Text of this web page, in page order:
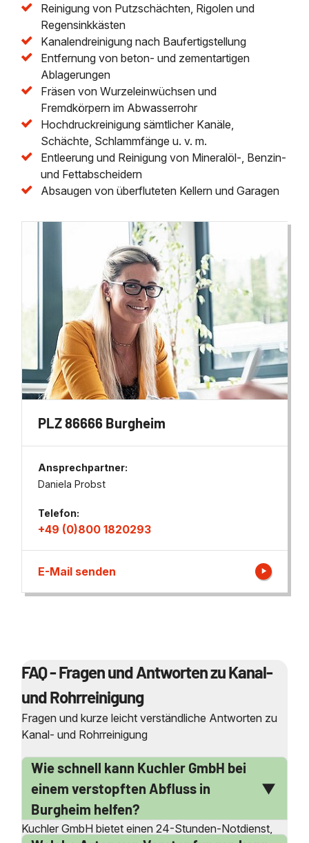
Reinigung von Putzschächten, Rigolen und
Regensinkkästen
Kanalendreinigung nach Baufertigstellung
Entfernung von beton- und zementartigen
Ablagerungen
Fräsen von Wurzeleinwüchsen und
Fremdkörpern im Abwasserrohr
Hochdruckreinigung sämtlicher Kanäle,
Schächte, Schlammfänge u. v. m.
Entleerung und Reinigung von Mineralöl-, Benzin-
und Fettabscheidern
Absaugen von überfluteten Kellern und Garagen
PLZ 86666 Burgheim
Ansprechpartner:
Daniela Probst
Telefon:
+49 (0)800 1820293
E-Mail senden
FAQ - Fragen und Antworten zu Kanal-
und Rohrreinigung
Fragen und kurze leicht verständliche Antworten zu
Kanal- und Rohrreinigung
Wie schnell kann Kuchler GmbH bei
einem verstopften Abfluss in
Burgheim helfen?
Kuchler GmbH bietet einen 24-Stunden-Notdienst,